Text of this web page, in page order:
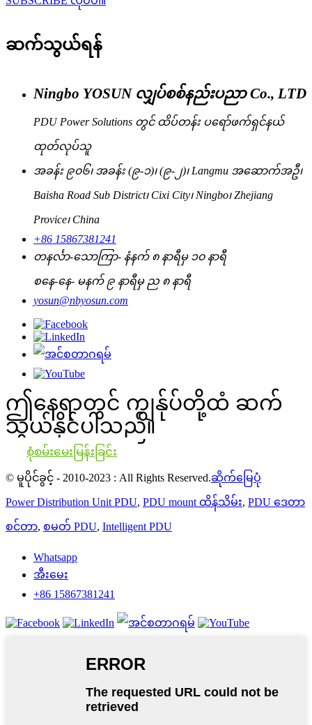
ဆက်သွယ်ရန်
Ningbo YOSUN လျှပ်စစ်နည်းပညာ Co., LTD
PDU Power Solutions တွင် ထိပ်တန်း ပရော်ဖက်ရှင်နယ်
ထုတ်လုပ်သူ
အခန်း ၉၀၆၊ အခန်း (၉-၁)၊ (၉-၂)၊ Langmu အဆောက်အဦ၊
Baisha Road Sub District၊ Cixi City၊ Ningbo၊ Zhejiang
Provice၊ China
+86 15867381241
တနင်္လာ-သောကြာ- နံနက် ၈ နာရီမှ ၁၀ နာရီ
စနေ-နေ- မနက် ၉ နာရီမှ ည ၈ နာရီ
yosun@nbyosun.com
ဤနေရာတွင် ကျွန်ုပ်တို့ထံ ဆက်
သွယ်နိုင်ပါသည်။
စုံစမ်းမေးမြန်းခြင်း
© မူပိုင်ခွင့် - 2010-2023 : All Rights Reserved.ဆိုက်မြေပုံ
Power Distribution Unit PDU, PDU mount ထိန်သိမ်း, PDU ဒေတာ
စင်တာ, စမတ် PDU, Intelligent PDU
Whatsapp
အီးမေး
+86 15867381241